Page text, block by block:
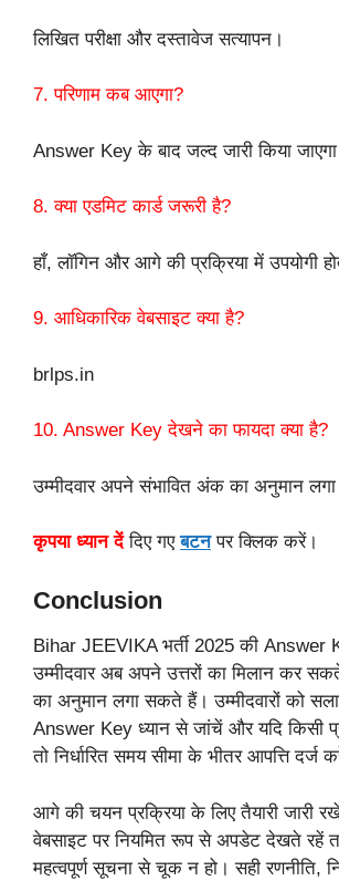
लिखित परीक्षा और दस्तावेज सत्यापन।
7. परिणाम कब आएगा?
Answer Key के बाद जल्द जारी किया
8. क्या एडमिट कार्ड जरूरी है?
हाँ, लॉगिन और आगे की प्रक्रिया में उपयोगी
9. आधिकारिक वेबसाइट क्या है?
brlps.in
10. Answer Key देखने का फायदा क्या है?
उम्मीदवार अपने संभावित अंक का अनुमान
कृपया ध्यान देंदिए गएबटनपर क्लिक करें।
Conclusion
Bihar JEEVIKA भर्ती 2025 की Answer
उम्मीदवार अब अपने उत्तरों का मिलान कर
का अनुमान लगा सकते हैं। उम्मीदवारों को
Answer Key ध्यान से जांचें और यदि किसी
तो निर्धारित समय सीमा के भीतर आपत्ति दर्ज
आगे की चयन प्रक्रिया के लिए तैयारी जारी
वेबसाइट पर नियमित रूप से अपडेट देखते रहें
महत्वपूर्ण सूचना से चूक न हो। सही रणनीति,